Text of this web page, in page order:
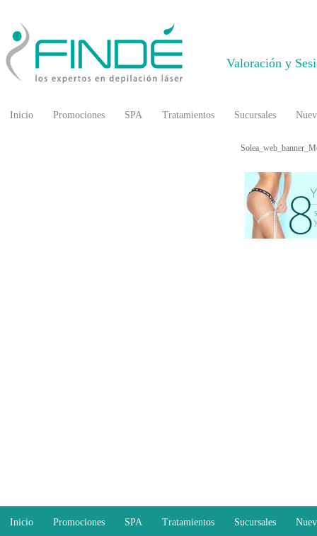
Inicio Promociones SPA Tratamientos Sucursales
Valoración y
Inicio Promociones SPA Tratamientos Sucursales